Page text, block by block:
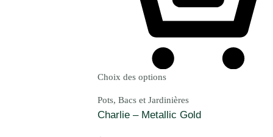
Choix des options
Pots, Bacs et Jardinières
Charlie – Metallic Gold